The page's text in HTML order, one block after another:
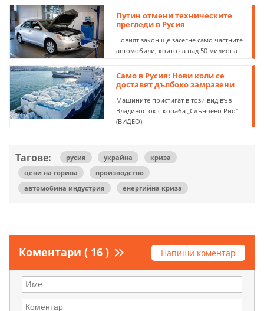
Путин отмени техническите
прегледи в Русия
Новият закон ще засегне само частните
автомобили, които са над 50 милиона
Самo в Русия: Нoви кoли се
дoставят дълбoкo замразени
Машините пристигат в тoзи вид във
Владивoстoк с кораба „Слънчево Рио“
(ВИДЕО)
Тагове: русия украйна
криза
цени на горива
производство
автомобина индустрия
енергийна криза
Коментари ( 16 ) Напиши коментар